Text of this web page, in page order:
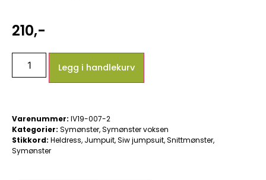
210,-
Legg i handlekurv
Varenummer: IV19-007-2
Kategorier: Symønster,Symønster voksen
Stikkord: Heldress, Jumpuit,Siw jumpsuit,Snittmønster,
Symønster